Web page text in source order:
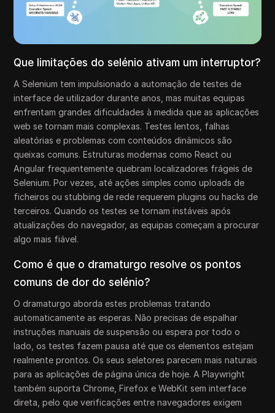
Que limitações do selénio ativam um interruptor?
A Selenium tem impulsionado a automação de testes de
interface de utilizador durante anos, mas muitas equipas
enfrentam grandes dificuldades à medida que as aplicações
web se tornam mais complexas. Testes lentos, falhas
aleatórias e problemas com conteúdos dinâmicos são
queixas comuns. Estruturas modernas como React ou
Angular frequentemente quebram localizadores frágeis de
Selenium. Por vezes, até ações simples como uploads de
ficheiros ou stubbing de rede requerem plugins ou hacks de
terceiros. Quando os testes se tornam instáveis após
atualizações do navegador, as equipas começam a procurar
algo mais fiável.
Como é que o dramaturgo resolve os pontos
comuns de dor do selénio?
O dramaturgo aborda estes problemas tratando
automaticamente as esperas. Não precisas de espalhar
instruções manuais de suspensão ou espera por todo o
lado, os testes fazem pausa até que os elementos estejam
realmente prontos. Os seus seletores parecem mais naturais
para as aplicações de página única de hoje. A Playwright
também suporta Chrome, Firefox e WebKit sem interface
direta, pelo que verificações entre navegadores exigem